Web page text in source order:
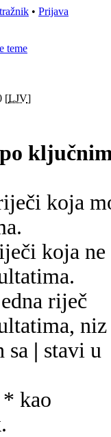
• Prijava
teme
[LJV]
koja
koja ne
riječ
niz
sa | stavi u
kao